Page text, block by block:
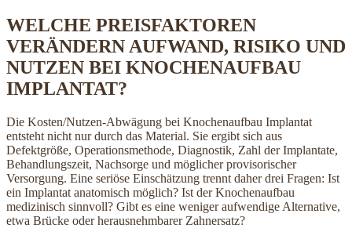
WELCHE PREISFAKTOREN
VERÄNDERN AUFWAND, RISIKO UND
NUTZEN BEI KNOCHENAUFBAU
IMPLANTAT?
Die Kosten/Nutzen-Abwägung bei Knochenaufbau Implantat
entsteht nicht nur durch das Material. Sie ergibt sich aus
Defektgröße, Operationsmethode, Diagnostik, Zahl der Implantate,
Behandlungszeit, Nachsorge und möglicher provisorischer
Versorgung. Eine seriöse Einschätzung trennt daher drei Fragen: Ist
ein Implantat anatomisch möglich? Ist der Knochenaufbau
medizinisch sinnvoll? Gibt es eine weniger aufwendige Alternative,
etwa Brücke oder herausnehmbarer Zahnersatz?